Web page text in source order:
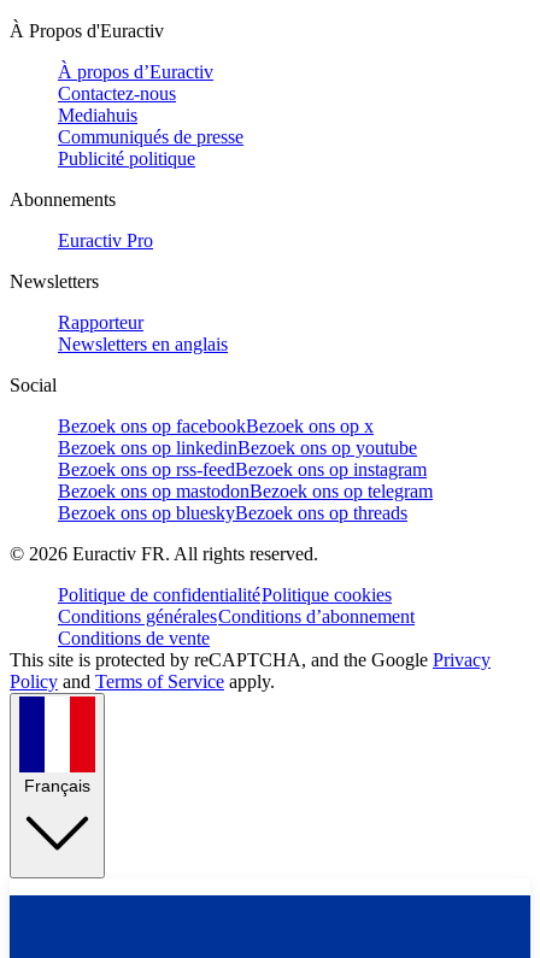
À Propos d'Euractiv
À propos d’Euractiv
Contactez-nous
Mediahuis
Communiqués de presse
Publicité politique
Abonnements
Euractiv Pro
Newsletters
Rapporteur
Newsletters en anglais
Social
Bezoek ons op facebookBezoek ons op x
Bezoek ons op linkedinBezoek ons op youtube
Bezoek ons op rss-feedBezoek ons op instagram
Bezoek ons op mastodonBezoek ons op telegram
Bezoek ons op blueskyBezoek ons op threads
© 2026 Euractiv FR. All rights reserved.
Politique de confidentialitéPolitique cookies
Conditions généralesConditions d’abonnement
Conditions de vente
This site is protected by reCAPTCHA, and the Google Privacy
Policy and Terms of Service apply.
Français